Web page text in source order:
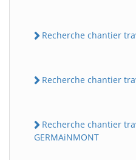
Recherche chantier
Recherche chantier
Recherche chantier
GERMAiNMONT